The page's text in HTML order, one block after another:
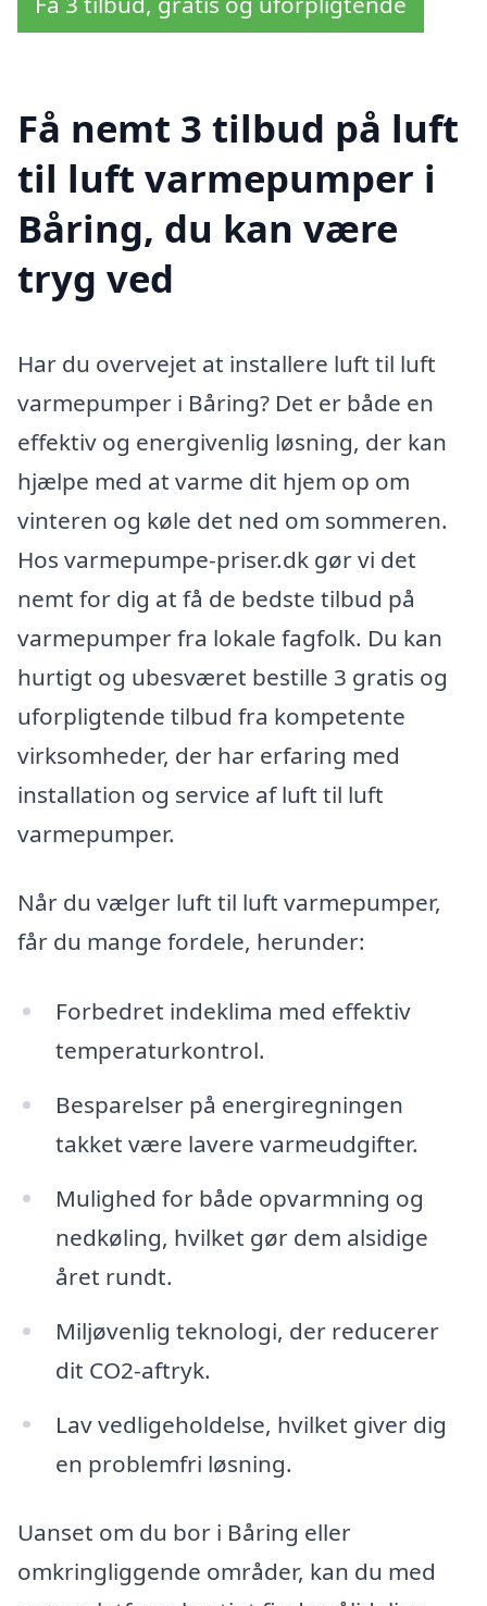
Få nemt 3 tilbud på luft
til luft varmepumper i
Båring, du kan være
tryg ved
Har du overvejet at installere luft til luft
varmepumper i Båring? Det er både en
effektiv og energivenlig løsning, der kan
hjælpe med at varme dit hjem op om
vinteren og køle det ned om sommeren.
Hos varmepumpe-priser.dk gør vi det
nemt for dig at få de bedste tilbud på
varmepumper fra lokale fagfolk. Du kan
hurtigt og ubesværet bestille 3 gratis og
uforpligtende tilbud fra kompetente
virksomheder, der har erfaring med
installation og service af luft til luft
varmepumper.
Når du vælger luft til luft varmepumper,
får du mange fordele, herunder:
Forbedret indeklima med effektiv
temperaturkontrol.
Besparelser på energiregningen
takket være lavere varmeudgifter.
Mulighed for både opvarmning og
nedkøling, hvilket gør dem alsidige
året rundt.
Miljøvenlig teknologi, der reducerer
dit CO2-aftryk.
Lav vedligeholdelse, hvilket giver dig
en problemfri løsning.
Uanset om du bor i Båring eller
omkringliggende områder, kan du med